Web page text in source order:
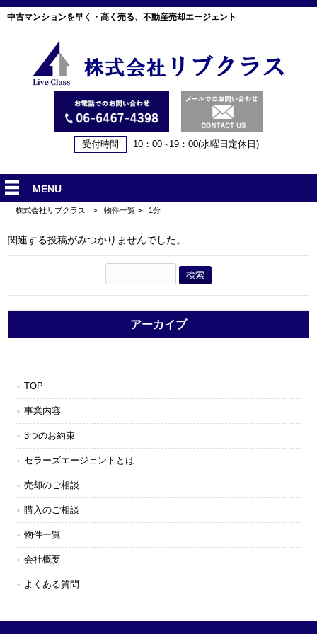
中古マンションを早く・高く売る、不動産売却エージェント
受付時間 10：00∼19：00(水曜日定休日)
MENU
株式会社リブクラス > 物件一覧 > 1分
関連する投稿がみつかりませんでした。
アーカイブ
TOP
事業内容
3つのお約束
セラーズエージェントとは
売却のご相談
購入のご相談
物件一覧
会社概要
よくある質問